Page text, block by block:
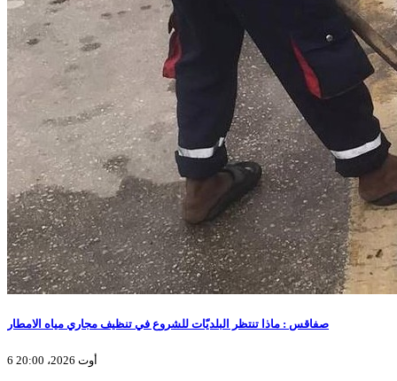
صفاقس : ماذا تنتظر البلديّات للشروع في تنظيف مجاري مياه الامطار
6 أوت 2026، 20:00